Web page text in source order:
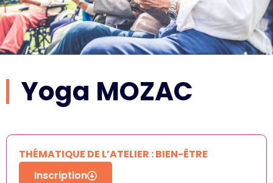
Yoga MOZAC
THÉMATIQUE DE L’ATELIER : BIEN-ÊTRE
Inscription